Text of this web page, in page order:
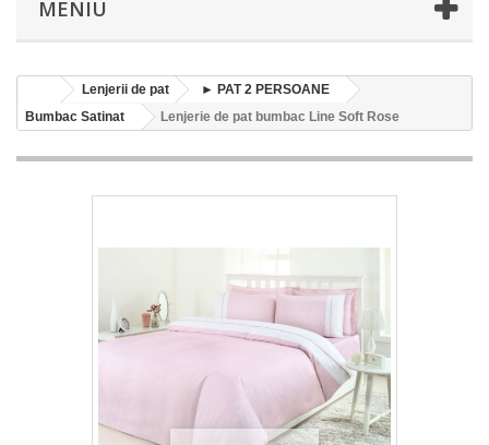
MENIU
Lenjerii de pat
► PAT 2 PERSOANE
Bumbac Satinat
Lenjerie de pat bumbac Line Soft Rose